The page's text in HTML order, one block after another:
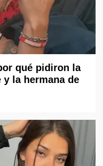
qué pidiron la
la hermana de